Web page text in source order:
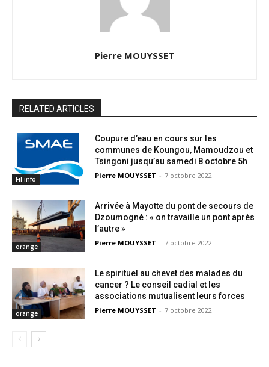
Pierre MOUYSSET
RELATED ARTICLES
Fil info
Coupure d’eau en cours sur les
communes de Koungou, Mamoudzou et
Tsingoni jusqu’au samedi 8 octobre 5h
Pierre MOUYSSET - 7 octobre 2022
orange
Arrivée à Mayotte du pont de secours de
Dzoumogné : « on travaille un pont après
l’autre »
Pierre MOUYSSET - 7 octobre 2022
orange
Le spirituel au chevet des malades du
cancer ? Le conseil cadial et les
associations mutualisent leurs forces
Pierre MOUYSSET - 7 octobre 2022